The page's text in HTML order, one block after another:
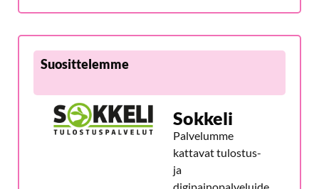
Suosittelemme
Sokkeli
Palvelumme
kattavat tulostus-
ja